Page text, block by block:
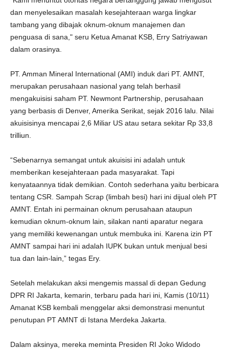
dan menyelesaikan masalah kesejahteraan warga lingkar
tambang yang dibajak oknum-oknum manajemen dan
penguasa di sana," seru Ketua Amanat KSB, Erry Satriyawan
dalam orasinya.
PT. Amman Mineral International (AMI) induk dari PT. AMNT,
merupakan perusahaan nasional yang telah berhasil
mengakuisisi saham PT. Newmont Partnership, perusahaan
yang berbasis di Denver, Amerika Serikat, sejak 2016 lalu. Nilai
akuisisinya mencapai 2,6 Miliar US atau setara sekitar Rp 33,8
trilliun.
“Sebenarnya semangat untuk akuisisi ini adalah untuk
memberikan kesejahteraan pada masyarakat. Tapi
kenyataannya tidak demikian. Contoh sederhana yaitu berbicara
tentang CSR. Sampah Scrap (limbah besi) hari ini dijual oleh PT
AMNT. Entah ini permainan oknum perusahaan ataupun
kemudian oknum-oknum lain, silakan nanti aparatur negara
yang memiliki kewenangan untuk membuka ini. Karena izin PT
AMNT sampai hari ini adalah IUPK bukan untuk menjual besi
tua dan lain-lain,” tegas Ery.
Setelah melakukan aksi mengemis massal di depan Gedung
DPR RI Jakarta, kemarin, terbaru pada hari ini, Kamis (10/11)
Amanat KSB kembali menggelar aksi demonstrasi menuntut
penutupan PT AMNT di Istana Merdeka Jakarta.
Dalam aksinya, mereka meminta Presiden RI Joko Widodo